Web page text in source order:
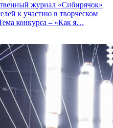
журнал «Сибирячок»
к участию в творческом
конкурса – «Как я…